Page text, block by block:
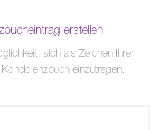
erstellen
sich als Zeichen Ihrer
einzutragen.